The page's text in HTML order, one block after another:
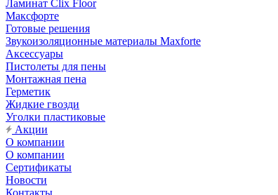
Ламинат Clix Floor
Максфорте
Готовые решения
Звукоизоляционные материалы Maxforte
Аксессуары
Пистолеты для пены
Монтажная пена
Герметик
Жидкие гвозди
Уголки пластиковые
Акции
О компании
О компании
Сертификаты
Новости
Контакты